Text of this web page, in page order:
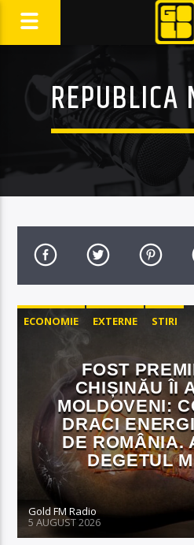
REPUBLICA
ECONOMIE EXTERNE STIRI
FOST
CHIȘINĂU ÎI
MOLDOVENI:
DRACI
DE ROMÂNIA.
DEGETUL
Gold FM Radio
5 AUGUST 2026